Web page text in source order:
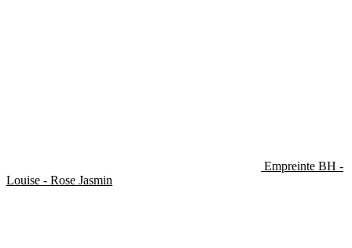
Empreinte BH -
Louise - Rose Jasmin